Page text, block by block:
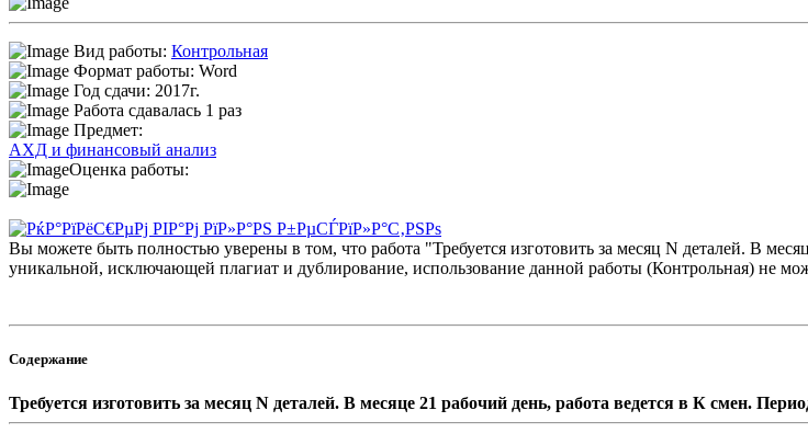
Вид работы: Контрольная
Формат работы: Word
Год сдачи: 2017г.
Работа сдавалась 1 раз
Предмет:
АХД и финансовый анализ
Оценка работы:
Вы можете быть полностью уверены в том, что работа "Требуется изготовить за месяц N деталей. В
уникальной, исключающей плагиат и дублирование, использование данной работы (Контрольная) не
Содержание
Требуется изготовить за месяц N деталей. В месяце 21 рабочий день, работа ведется в К смен.